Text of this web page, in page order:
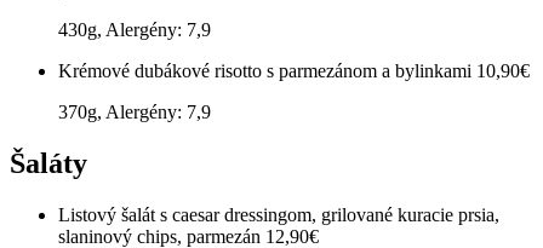
430g, Alergény: 7,9
Krémové dubákové risotto s parmezánom a bylinkami 10,90€
370g, Alergény: 7,9
Šaláty
Listový šalát s caesar dressingom, grilované kuracie prsia,
slaninový chips, parmezán 12,90€